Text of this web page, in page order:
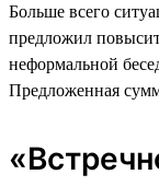
Больше всего
предложил
неформальной
Предложенная